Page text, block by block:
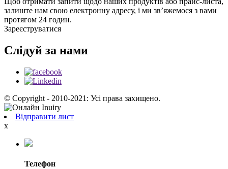
залиште нам свою електронну адресу, і ми зв’яжемося з вами
протягом 24 годин.
Зареєструватися
Слідуй за нами
© Copyright - 2010-2021: Усі права захищено.
Відправити лист
x
Телефон